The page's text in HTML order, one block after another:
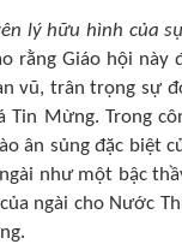
lý hữu hình của
rằng Giáo hội
vũ, trân trọng sự
Tin Mừng. Trong
ân sủng đặc biệt
như một bậc
ngài cho Nước